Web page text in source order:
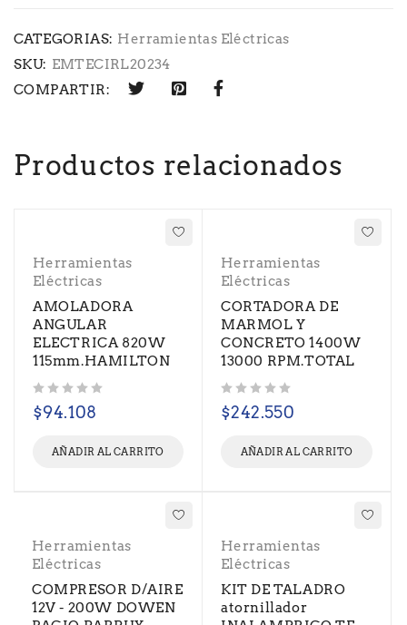
CATEGORIAS: Herramientas Eléctricas
SKU: EMTECIRL20234
COMPARTIR:
Productos relacionados
Herramientas
Eléctricas
AMOLADORA
ANGULAR
ELECTRICA 820W
115mm.HAMILTON
$94.108
AÑADIR AL CARRITO
Herramientas
Eléctricas
CORTADORA DE
MARMOL Y
CONCRETO 1400W
13000 RPM.TOTAL
$242.550
AÑADIR AL CARRITO
Herramientas
Eléctricas
COMPRESOR D/AIRE
12V - 200W DOWEN
Herramientas
Eléctricas
KIT DE TALADRO
atornillador